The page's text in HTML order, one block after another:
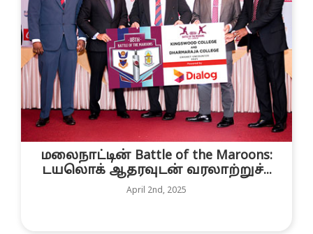
மலைநாட்டின் Battle of the Maroons:
டயலொக் ஆதரவுடன் வரலாற்றுச்...
April 2nd, 2025